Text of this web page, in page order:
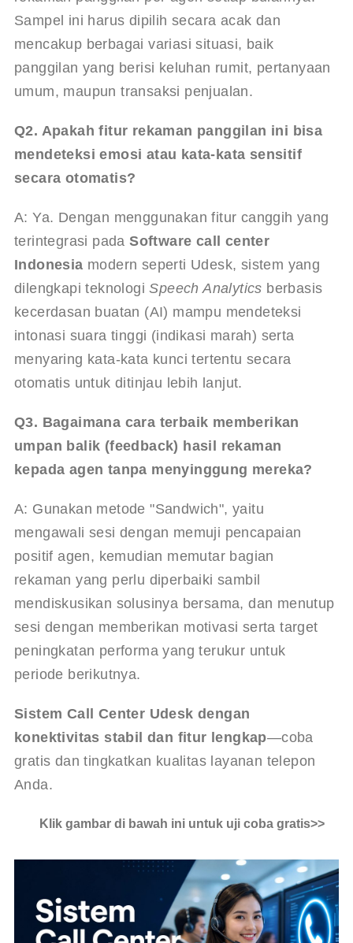
Sampel ini harus dipilih secara acak dan
mencakup berbagai variasi situasi, baik
panggilan yang berisi keluhan rumit, pertanyaan
umum, maupun transaksi penjualan.
Q2. Apakah fitur rekaman panggilan ini bisa
mendeteksi emosi atau kata-kata sensitif
secara otomatis?
A: Ya. Dengan menggunakan fitur canggih yang
terintegrasi pada Software call center
Indonesia modern seperti Udesk, sistem yang
dilengkapi teknologi Speech Analytics berbasis
kecerdasan buatan (AI) mampu mendeteksi
intonasi suara tinggi (indikasi marah) serta
menyaring kata-kata kunci tertentu secara
otomatis untuk ditinjau lebih lanjut.
Q3. Bagaimana cara terbaik memberikan
umpan balik (feedback) hasil rekaman
kepada agen tanpa menyinggung mereka?
A: Gunakan metode "Sandwich", yaitu
mengawali sesi dengan memuji pencapaian
positif agen, kemudian memutar bagian
rekaman yang perlu diperbaiki sambil
mendiskusikan solusinya bersama, dan menutup
sesi dengan memberikan motivasi serta target
peningkatan performa yang terukur untuk
periode berikutnya.
Sistem Call Center Udesk dengan
konektivitas stabil dan fitur lengkap—coba
gratis dan tingkatkan kualitas layanan telepon
Anda.
Klik gambar di bawah ini untuk uji coba gratis>>